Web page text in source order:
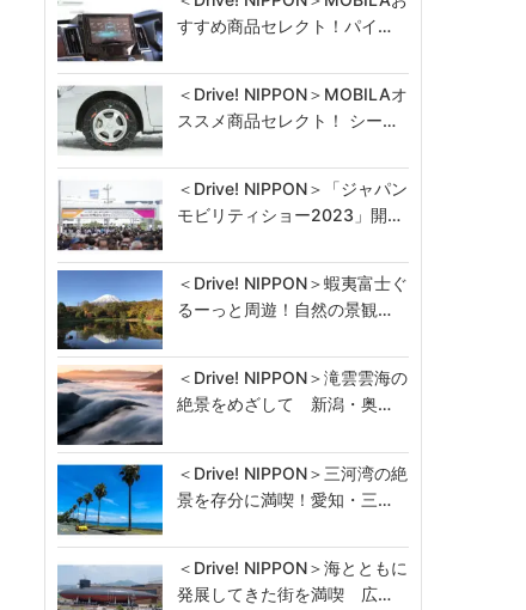
すすめ商品セレクト！パイ…
＜Drive! NIPPON＞MOBILAオ
ススメ商品セレクト！ シー…
＜Drive! NIPPON＞「ジャパン
モビリティショー2023」開…
＜Drive! NIPPON＞蝦夷富士ぐ
るーっと周遊！自然の景観…
＜Drive! NIPPON＞滝雲雲海の
絶景をめざして 新潟・奥…
＜Drive! NIPPON＞三河湾の絶
景を存分に満喫！愛知・三…
＜Drive! NIPPON＞海とともに
発展してきた街を満喫 広…